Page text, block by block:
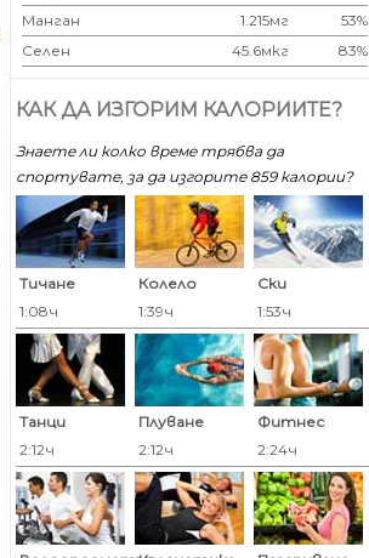
Манган
1.215мг
53%
Селен
45.6мкг 83%
КАК ДА ИЗГОРИМ КАЛОРИИТЕ?
Знаете ли колко време трябва да
спортувате, за да изгорите 859 калoрии?
Тичане
1:08ч
Колело
1:39ч
Ски
1:53ч
Танци
2:12ч
Плуване
2:12ч
Фитнес
2:24ч